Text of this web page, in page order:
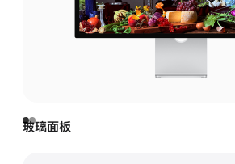
玻璃面板